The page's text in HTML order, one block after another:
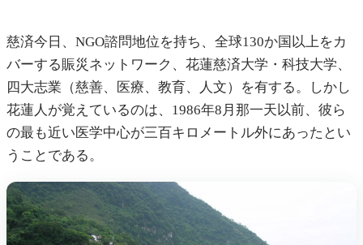
慈済今日、NGO諮問地位を持ち、全球130か国以上をカ
バーする賑災ネットワーク、花蓮慈済大学・科技大学、
四大志業（慈善、医療、教育、人文）を有する。しかし
花蓮人が覚えているのは、1986年8月那一天以前、彼ら
の最も近い医学中心が三百キロメートル外にあったとい
うことである。